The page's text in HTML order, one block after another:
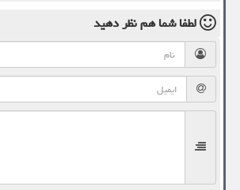
لطفا شما همنظر دهید